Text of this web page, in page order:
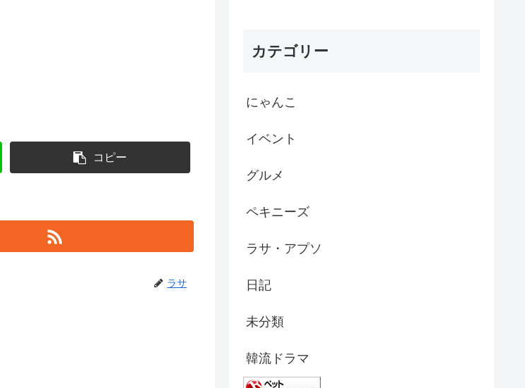
コピー
ラサ
カテゴリー
にゃんこ
イベント
グルメ
ペキニーズ
ラサ・アプソ
日記
未分類
韓流ドラマ